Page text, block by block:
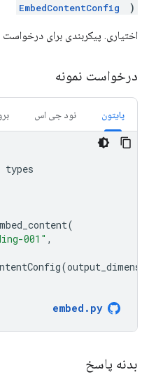
EmbedContentConfig )
اختیاری. پیکربندی برای درخواست models.embedContent.
درخواست نمونه
پایتون نود جی اس
types
(
001" ,
(
embed . py
بدنه پاسخ